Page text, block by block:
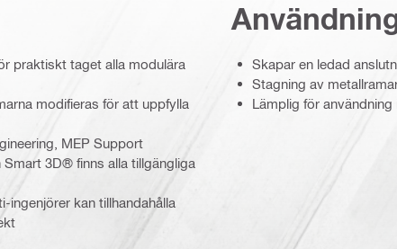
praktiskt taget alla modulära
modifieras för att uppfylla
MEP Support
3D® finns alla tillgängliga
ingenjörer kan tillhandahålla
Skapar en ledad
Stagning av
Lämplig för